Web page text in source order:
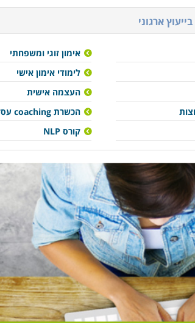
בייעוץ ארגוני
אימון זוגי ומשפחתי
לימודי אימון אישי
העצמה אישית
הכשרת coaching עסקי
קורס NLP